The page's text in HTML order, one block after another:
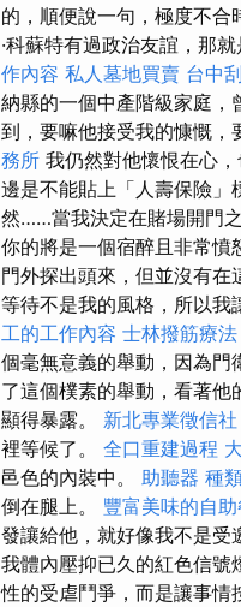
的，順便說一句，極度不
·科蘇特有過政治友誼，那
作內容 私人墓地買賣 台中
納縣的一個中產階級家庭，
到，要嘛他接受我的慷慨，
務所 我仍然對他懷恨在心
邊是不能貼上「人壽保險」
然……當我決定在賭場開門
你的將是一個宿醉且非常
門外探出頭來，但並沒有在
等待不是我的風格，所以我
工的工作內容 士林撥筋療法
個毫無意義的舉動，因為門
了這個樸素的舉動，看著
顯得暴露。 新北專業徵信社
裡等候了。 全口重建過程
邑色的內裝中。 助聽器 種
倒在腿上。 豐富美味的自
發讓給他，就好像我不是受
我體內壓抑已久的紅色信號
性的受虐鬥爭，而是讓事情